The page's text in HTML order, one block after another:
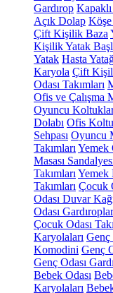
Gardırop
Açık Dolap Köşe
Çift Kişilik Baza
Kişilik Yatak
Yatak Hasta
Karyola Çift
Odası Takımları
Ofis ve Çalışma
Oyuncu
Dolabı Ofis
Sehpası Oyuncu
Takımları Yemek
Masası
Takımları Yemek
Takımları Çocuk
Odası Duvar
Odası
Çocuk Odası
Karyolaları Genç
Komodini Genç
Genç Odası
Bebek Odası
Karyolaları